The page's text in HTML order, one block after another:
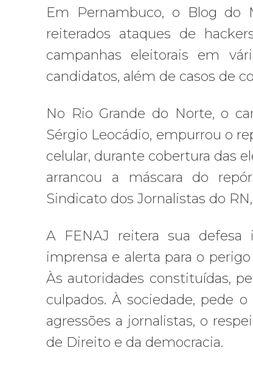
Em Pernambuco, o Blog do
reiterados ataques de
campanhas eleitorais em
candidatos, além de casos de
No Rio Grande do Norte, o
Sérgio Leocádio, empurrou o
celular, durante cobertura das
arrancou a máscara do
Sindicato dos Jornalistas do
A FENAJ reitera sua defesa
imprensa e alerta para o
Às autoridades constituídas,
culpados. À sociedade, pede
agressões a jornalistas, o
de Direito e da democracia.